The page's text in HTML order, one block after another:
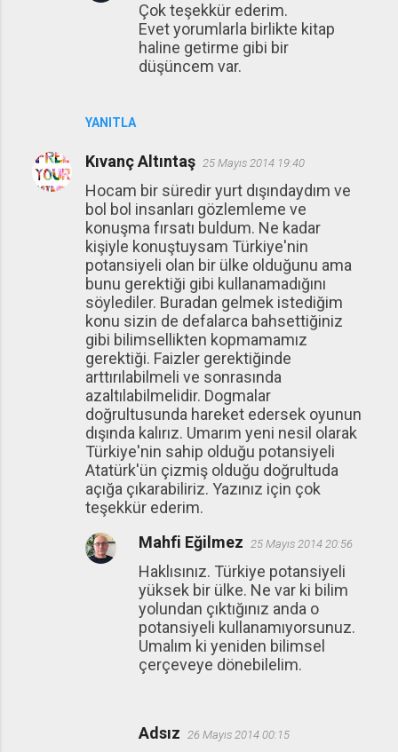
YANITLA
Çok teşekkür ederim.
Evet yorumlarla birlikte kitap
haline getirme gibi bir
düşüncem var.
Kıvanç Altıntaş 25 Mayıs 2014 19:40
Hocam bir süredir yurt dışındaydım ve
bol bol insanları gözlemleme ve
konuşma fırsatı buldum. Ne kadar
kişiyle konuştuysam Türkiye'nin
potansiyeli olan bir ülke olduğunu ama
bunu gerektiği gibi kullanamadığını
söylediler. Buradan gelmek istediğim
konu sizin de defalarca bahsettiğiniz
gibi bilimsellikten kopmamamız
gerektiği. Faizler gerektiğinde
arttırılabilmeli ve sonrasında
azaltılabilmelidir. Dogmalar
doğrultusunda hareket edersek oyunun
dışında kalırız. Umarım yeni nesil olarak
Türkiye'nin sahip olduğu potansiyeli
Atatürk'ün çizmiş olduğu doğrultuda
açığa çıkarabiliriz. Yazınız için çok
teşekkür ederim.
Mahfi Eğilmez 25 Mayıs 2014 20:56
Haklısınız. Türkiye potansiyeli
yüksek bir ülke. Ne var ki bilim
yolundan çıktığınız anda o
potansiyeli kullanamıyorsunuz.
Umalım ki yeniden bilimsel
çerçeveye dönebilelim.
Adsız 26 Mayıs 2014 00:15